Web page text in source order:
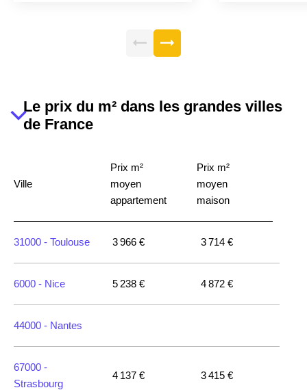
Le prix du m² dans les grandes villes
de France
Ville
Prix m²
moyen
appartement
Prix m²
moyen
maison
31000 - Toulouse 3 966 € 3 714 €
6000 - Nice 5 238 € 4 872 €
44000 - Nantes
67000 -
Strasbourg
4 137 € 3 415 €